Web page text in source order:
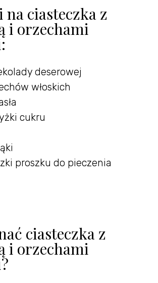
na ciasteczka z
i orzechami
deserowej
włoskich
cukru
proszku do pieczenia
ciasteczka z
i orzechami